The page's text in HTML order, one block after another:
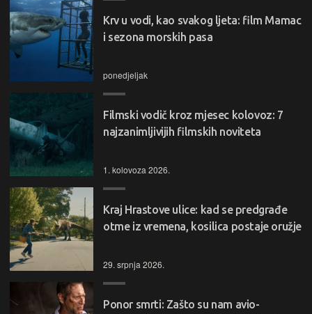
Krv u vodi, kao svakog ljeta: film Mamac
i sezona morskih pasa
ponedjeljak
Filmski vodič kroz mjesec kolovoz: 7
najzanimljivijih filmskih noviteta
1. kolovoza 2026.
Kraj Hrastove ulice: kad se predgrađe
otme iz vremena, kosilica postaje oružje
29. srpnja 2026.
Ponor smrti: Zašto su nam avio-